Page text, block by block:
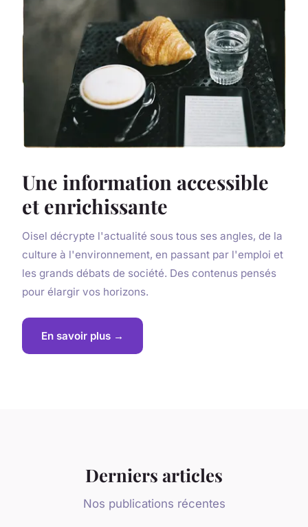
Une information accessible
et enrichissante
Oisel décrypte l'actualité sous tous ses angles, de la
culture à l'environnement, en passant par l'emploi et
les grands débats de société. Des contenus pensés
pour élargir vos horizons.
En savoir plus →
Derniers articles
Nos publications récentes